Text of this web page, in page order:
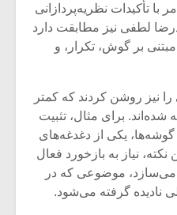
با تأکیدات نظریه‌پردازانی
لطفی نیز مطابقت دارد
بر گوش، تکرار، و
را نیز روشن کردند که کمتر
برای مثال، تثبیت
گوشه‌ها، یکی از دغدغه‌های
نیاز به بازخورد فعال
می‌سازد، موضوعی که در
گرفته می‌شود.
سکانسی
موسیقی